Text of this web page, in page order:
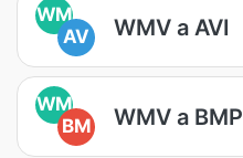
WM
AV
WMV a AVI
WM
BM
WMV a BMP